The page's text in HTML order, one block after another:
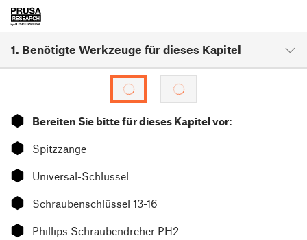
1. Benötigte Werkzeuge für dieses Kapitel
⬢ Bereiten Sie bitte für dieses Kapitel vor:
⬢ Spitzzange
⬢ Universal-Schlüssel
⬢ Schraubenschlüssel 13-16
⬢ Phillips Schraubendreher PH2